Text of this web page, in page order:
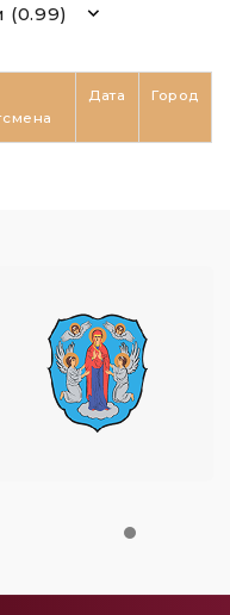
(0.99)
Дата Город